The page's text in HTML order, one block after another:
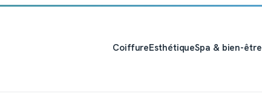
CoiffureEsthétiqueSpa & bien-être